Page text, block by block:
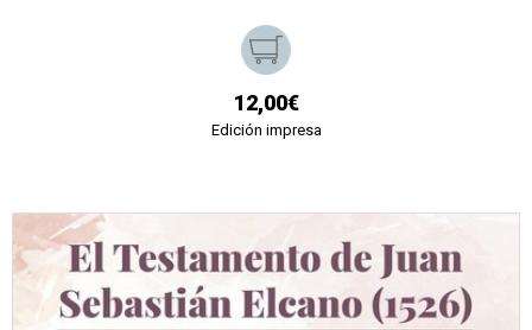
12,00€
Edición impresa